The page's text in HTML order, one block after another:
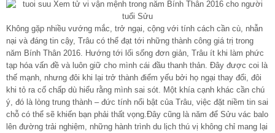
Không gặp nhiều vướng mắc, trở ngại, cộng với tính cách cần cù, nhẫn
nại và đáng tin cậy, Trâu có thể đạt tới những thành công giá trị trong
năm Bính Thân 2016. Hướng tới lối sống đơn giản, Trâu ít khi làm phức
tạp hóa vấn đề và luôn giữ cho mình cái đầu thanh thản. Đây được coi là
thế mạnh, nhưng đôi khi lại trở thành điểm yếu bởi họ ngại thay đổi, đôi
khi tỏ ra cố chấp dù hiểu rằng mình sai sót. Một khía cạnh khác cần chú
ý, đó là lòng trung thành – đức tính nổi bật của Trâu, việc đặt niềm tin sai
chỗ có thể sẽ khiến bạn phải thất vọng.Đây cũng là năm để Sửu vác balo
lên đường trải nghiệm, những hành trình du lịch thú vị không chỉ mang lại